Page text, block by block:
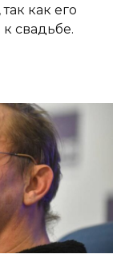
как его
к свадьбе.